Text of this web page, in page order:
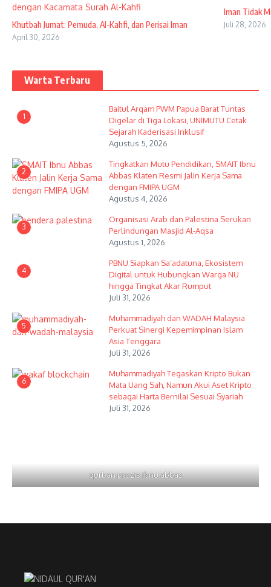
Khutbah Jumat: Pemuda, Al-Kahfi, dan Perisai Iman
April 30, 2026
Iman Tidak
Juli 28, 2026
Warta Terbaru
1
Baitul Arqam PWM Papua Barat Tuntas
Digelar di Tiga Lokasi, UNIMUTU Cetak
Sejarah Kaderisasi Inklusif
Agustus 5, 2026
2
Tingkatkan Mutu Pendidikan, SMAIT Ibnu
Abbas Klaten Resmi Jalin Kerja Sama
dengan FMIPA UGM
Agustus 4, 2026
3
Organisasi Arab dan Palestina Serukan
Perlindungan Masjid Al-Aqsa
Agustus 1, 2026
4
PBNU Siapkan Sa’adatuna, Ekosistem
Digital untuk Hubungkan Warga NU
hingga Tingkat Akar Rumput
Juli 31, 2026
5
Muhammadiyah dan WADAH Malaysia
Perkuat Sinergi Kepemimpinan Islam
Asia Tenggara
Juli 31, 2026
6
Muhammadiyah Tegaskan Kripto Bukan
Mata Uang Sah, Namun Akui Aset Kripto
sebagai Harta Bernilai Sesuai Syariah
Juli 31, 2026
qurban prozis ibnu abbas